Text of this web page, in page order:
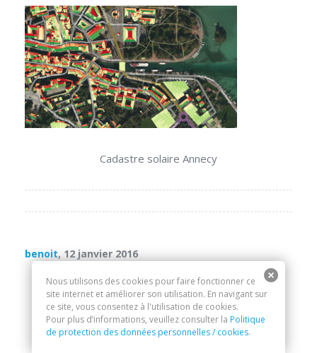
Cadastre solaire Annecy
benoit, 12 janvier 2016
Nous utilisons des cookies pour faire fonctionner ce
site internet et améliorer son utilisation. En navigant sur
ce site, vous consentez à l'utilisation de cookies.
Pour plus d’informations, veuillez consulter la Politique
de protection des données personnelles / cookies.